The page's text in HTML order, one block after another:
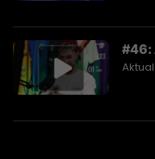
#46: